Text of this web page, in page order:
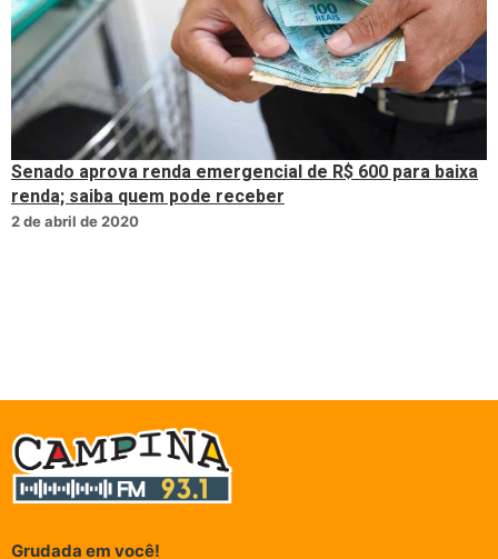
Senado aprova renda emergencial de R$ 600 para baixa
renda; saiba quem pode receber
2 de abril de 2020
Grudada em você!